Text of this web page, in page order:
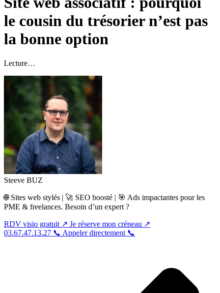
le cousin du trésorier n’est pas
la bonne option
Lecture…
Steeve BUZ
🌐Sites web stylés | 🚀 SEO boosté | 🎯 Ads impactantes pour les
PME & freelances. Besoin d’un expert ?
RDV visio gratuit ↗ Je réserve mon créneau ↗
03.67.47.13.27 📞 Appeler directement 📞